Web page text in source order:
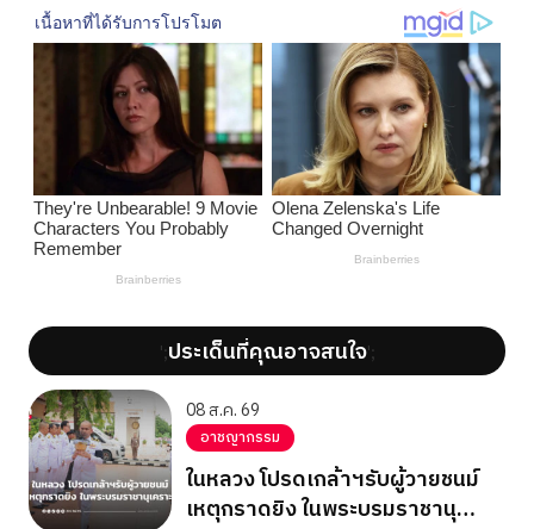
';ประเด็นที่คุณอาจสนใจ';
08 ส.ค. 69
อาชญากรรม
ในหลวง โปรดเกล้าฯรับผู้วายชนม์
เหตุกราดยิง ในพระบรมราชานุ